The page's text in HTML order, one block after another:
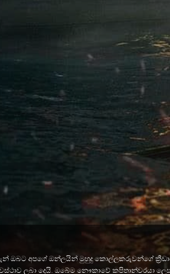
ඔබට අපගේ ඔන්ලයින් මුහුදු කොල්ලකරුවන්ගේ
ලබා දෙයි. ඔබේම නෞකාවේ